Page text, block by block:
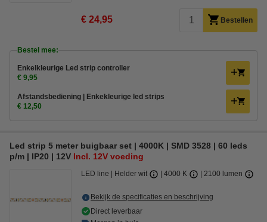
€ 24,95 Bestellen
Bestel mee:
Enkelkleurige Led strip controller
€ 9,95
Afstandsbediening | Enkekleurige led strips
€ 12,50
Led strip 5 meter buigbaar set | 4000K | SMD 3528 | 60 leds
p/m | IP20 | 12V Incl. 12V voeding
LED line Helder wit 4000 K 2100 lumen
Bekijk de specificaties en beschrijving
Direct leverbaar